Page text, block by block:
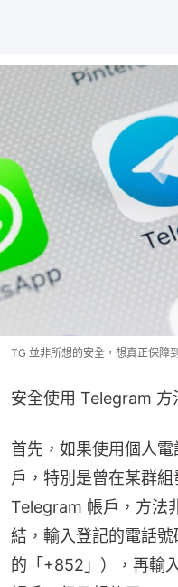
TG 並非所想的安全，想真正保障
安全使用 Telegram 方
首先，如果使用個人
戶，特別是曾在某群
Telegram 帳戶，方法
結，輸入登記的電話
的「+852」），再輸